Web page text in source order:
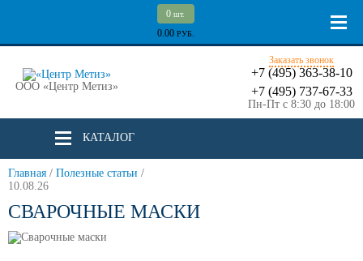
0 шт.
0.00 РУБ.
ООО «Центр Метиз»
Заказать звонок
+7 (495) 363-38-10
+7 (495) 737-67-33
Пн-Пт с 8:30 до 18:00
КАТАЛОГ
Главная / Полезные статьи /
10.08.26
СВАРОЧНЫЕ МАСКИ